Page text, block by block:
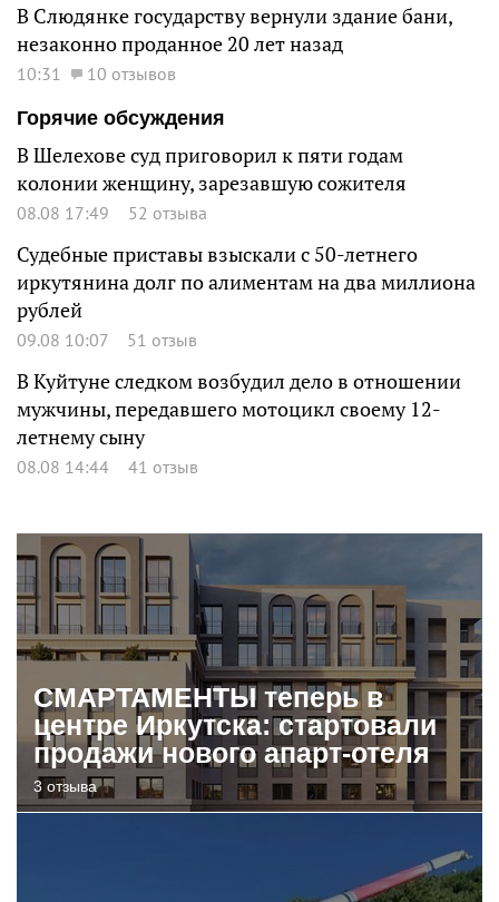
В Слюдянке государству вернули здание бани,
незаконно проданное 20 лет назад
10:31
10 отзывов
Горячие обсуждения
В Шелехове суд приговорил к пяти годам
колонии женщину, зарезавшую сожителя
08.08 17:49 52 отзыва
Судебные приставы взыскали с 50-летнего
иркутянина долг по алиментам на два миллиона
рублей
09.08 10:07 51 отзыв
В Куйтуне следком возбудил дело в отношении
мужчины, передавшего мотоцикл своему 12-
летнему сыну
08.08 14:44 41 отзыв
СМАРТАМЕНТЫ теперь в
центре Иркутска: стартовали
продажи нового апарт-отеля
3 отзыва